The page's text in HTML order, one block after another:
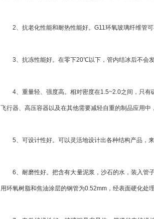
2、抗老化性能和耐热性能好。G11环氧玻璃纤维管
3、抗冻性能好。在零下20℃以下，管内结冰后不会发
4、重量轻、强度高。相对密度在1.5~2.0之间，只有
飞行器、高压容器以及在其他需要减轻自重的制品应用中
5、可设计性好。可以灵活地设计出各种结构产品，来
6、耐磨性好。把含有大量泥浆，沙石的水，装入管子
用环氧树脂和焦油涂层的钢管为0.52mm，经表面硬化处